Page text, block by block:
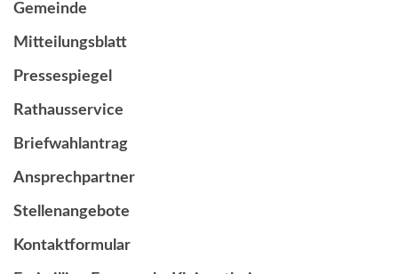
Gemeinde
Mitteilungsblatt
Pressespiegel
Rathausservice
Briefwahlantrag
Ansprechpartner
Stellenangebote
Kontaktformular